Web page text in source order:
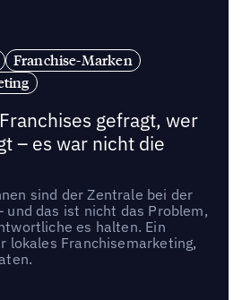
Franchise-Marken
gefragt, wer
– es war nicht die
sind der Zentrale bei der
und das ist nicht das Problem,
es halten. Ein
lokales Franchisemarketing,